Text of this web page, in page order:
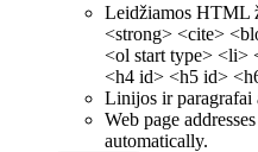
Leidžiamos HTML
<strong> <cite>
<ol start type> <li>
<h4 id> <h5 id>
Linijos ir paragrafai
Web page
automatically.